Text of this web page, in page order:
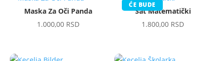
Maska Za Oči Panda
1.000,00 RSD
ĆE BUDE
Sat Matematički
1.800,00 RSD